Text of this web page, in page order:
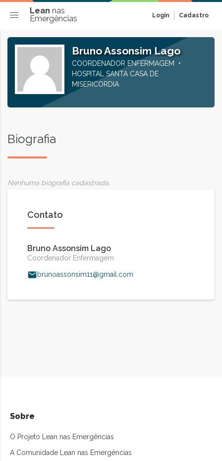
Lean nas
Emergências
Login Cadastro
Bruno Assonsim Lago
COORDENADOR ENFERMAGEM
HOSPITAL SANTA CASA DE
MISERICORDIA
Biografia
Nenhuma biografia cadastrada.
Contato
Bruno Assonsim Lago
Coordenador Enfermagem
brunoassonsim11@gmail.com
Sobre
O Projeto Lean nas Emergências
A Comunidade Lean nas Emergências